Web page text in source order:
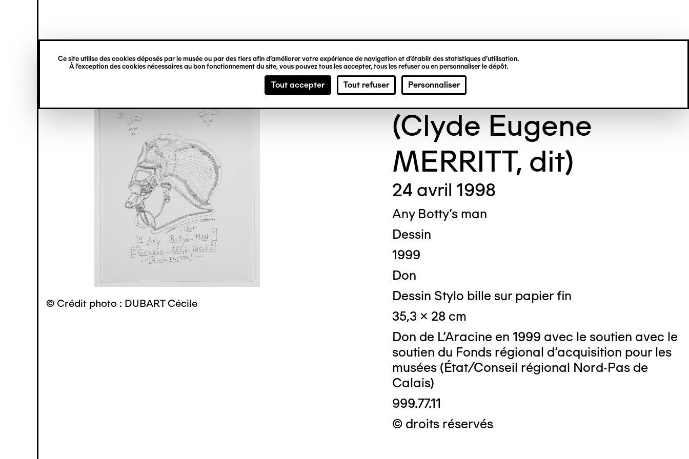
Ce site utilise des cookies déposés par le musée ou par des tiers afin d’améliorer votre expérience de navigation et d’établir des statistiques d’utilisation.
À l’exception des cookies nécessaires au bon fonctionnement du site, vous pouvez tous les accepter, tous les refuser ou en personnaliser le dépôt.
Tout accepter Tout refuser Personnaliser
principal
verticale
© Crédit photo : DUBART Cécile
Gene MERRITT
(Clyde Eugene
MERRITT, dit)
24 avril 1998
Any Botty's man
Dessin
1999
Don
Dessin Stylo bille sur papier fin
35,3 x 28 cm
Don de L'Aracine en 1999 avec le soutien avec le
soutien du Fonds régional d'acquisition pour les
musées (État/Conseil régional Nord-Pas de
Calais)
999.77.11
© droits réservés